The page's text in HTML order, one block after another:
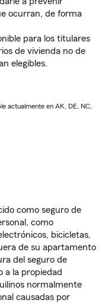
ocurran, de forma
para los titulares
de vivienda no de
elegibles.
actualmente en AK, DE, NC,
como seguro de
como
bicicletas,
de su apartamento
del seguro de
a la propiedad
normalmente
causadas por